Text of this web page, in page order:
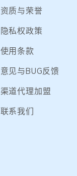
资质与荣誉
隐私权政策
使用条款
意见与BUG反馈
渠道代理加盟
联系我们